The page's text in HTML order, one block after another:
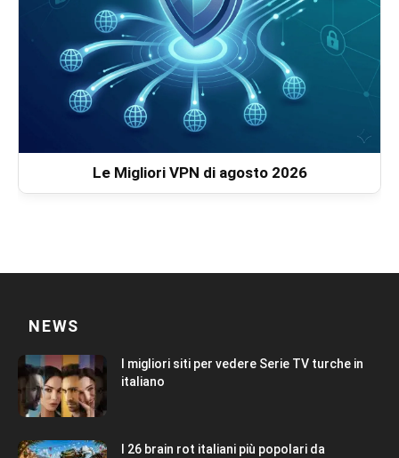
Le Migliori VPN di agosto 2026
NEWS
I migliori siti per vedere Serie TV turche in
italiano
I 26 brain rot italiani più popolari da